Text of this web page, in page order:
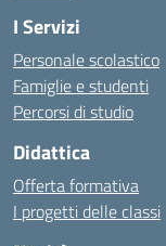
I Servizi
Personale scolastico
Famiglie e studenti
Percorsi di studio
Didattica
Offerta formativa
I progetti delle classi